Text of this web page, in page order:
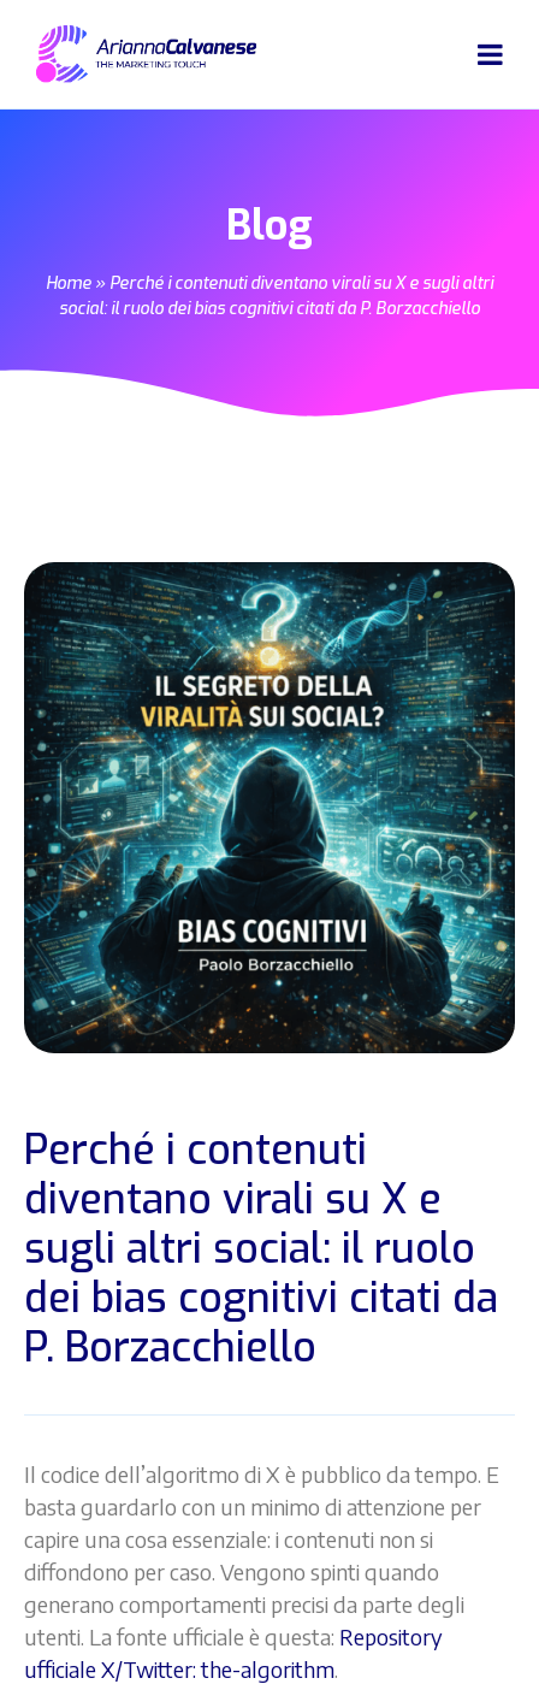
Blog
Home » Perché i contenuti diventano virali su X e sugli altri
social: il ruolo dei bias cognitivi citati da P. Borzacchiello
Perché i contenuti
diventano virali su X e
sugli altri social: il ruolo
dei bias cognitivi citati da
P. Borzacchiello
Il codice dell’algoritmo di X è pubblico da tempo. E
basta guardarlo con un minimo di attenzione per
capire una cosa essenziale: i contenuti non si
diffondono per caso. Vengono spinti quando
generano comportamenti precisi da parte degli
utenti. La fonte ufficiale è questa: Repository
ufficiale X/Twitter: the-algorithm.